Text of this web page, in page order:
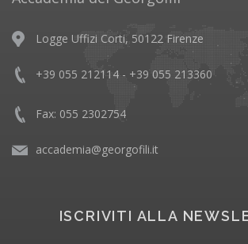
Logge Uffizi Corti, 50122 Firenze
+39 055 212114 - +39 055 213360
Fax: 055 2302754
accademia@georgofili.it
ISCRIVITI ALLA